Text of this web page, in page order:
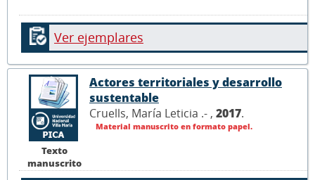
Ver ejemplares
Texto
manuscrito
Actores territoriales y desarrollo
sustentable
Cruells, María Leticia .- , 2017.
Material manuscrito en formato papel.